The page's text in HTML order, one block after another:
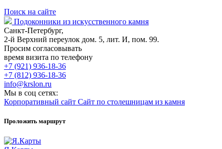
Поиск на сайте
Подоконники из искусственного камня
Санкт-Петербург,
2-й Верхний переулок дом. 5, лит. И, пом. 99.
Просим согласовывать
время визита по телефону
+7 (921) 936-18-36
+7 (812) 936-18-36
info@krslon.ru
Мы в соц сетях:
Корпоративный сайт Сайт по столешницам из камня
Проложить маршрут